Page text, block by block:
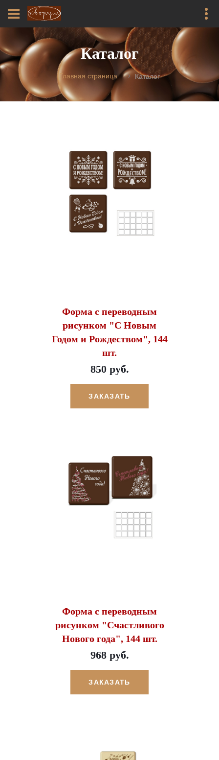
Каталог
Главная страница Каталог
Форма с переводным
рисунком "С Новым
Годом и Рождеством", 144
шт.
850 руб.
ЗАКАЗАТЬ
Форма с переводным
рисунком "Счастливого
Нового года", 144 шт.
968 руб.
ЗАКАЗАТЬ